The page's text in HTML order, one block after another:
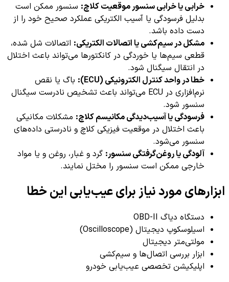
خرابی یا خرابی سنسور موقعیت کلاچ: سنسور ممکن است
بدلیل فرسودگی یا آسیب الکتریکی عملکرد صحیح خود را از
دست داده باشد.
مشکل در سیم‌کشی یا اتصالات الکتریکی: اتصالات شل شده،
قطعی سیم‌ها یا خوردگی در کانکتورها می‌تواند باعث اختلال
در انتقال سیگنال شود.
خطا در واحد کنترل الکترونیکی (ECU):
باگ یا نقص
نرم‌افزاری در ECU می‌تواند باعث تشخیص نادرست سیگنال
سنسور شود.
فرسودگی یا آسیب‌دیدگی مکانیسم کلاچ: مشکلات مکانیکی
باعث اختلال در موقعیت فیزیکی کلاچ و نادرستی داده‌های
سنسور می‌شود.
آلودگی یا روغن‌گرفتگی سنسور: گرد و غبار، روغن و یا مواد
خارجی ممکن است سنسور را مختل نمایند.
ابزارهای مورد نیاز برای عیب‌یابی این خطا
دستگاه دیاگ OBD-II
اسیلوسکوپ دیجیتال (Oscilloscope)
مولتی‌متر دیجیتال
ابزار بررسی اتصال‌ها و سیم‌کشی
اپلیکیشن تخصصی عیب‌یابی خودرو